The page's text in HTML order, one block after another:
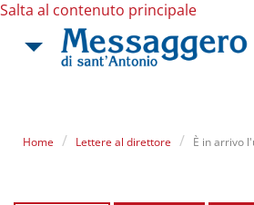
Salta al contenuto principale
Home Lettere al direttore È in arrivo